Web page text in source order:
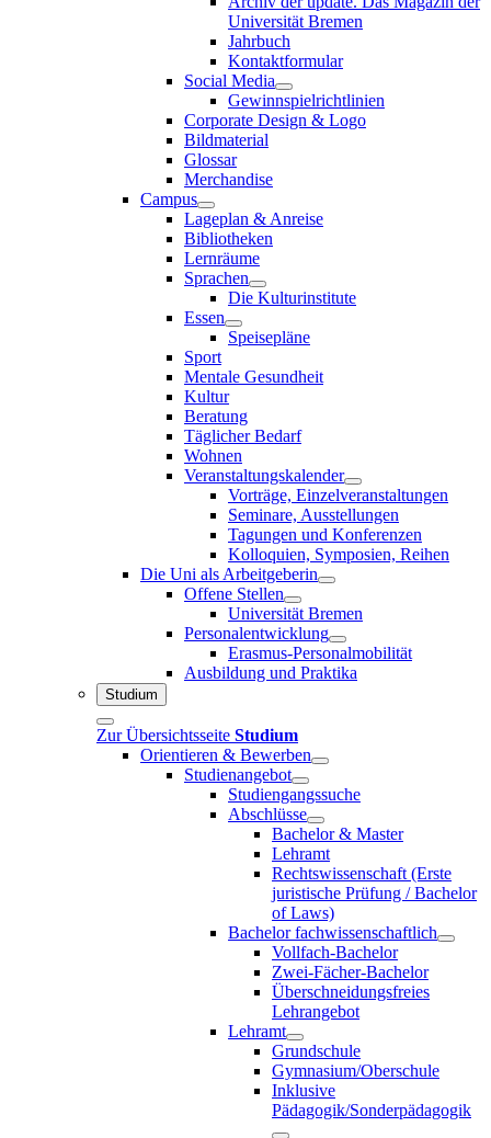
Universität Bremen
Jahrbuch
Kontaktformular
Social Media
Gewinnspielrichtlinien
Corporate Design & Logo
Bildmaterial
Glossar
Merchandise
Campus
Lageplan & Anreise
Bibliotheken
Lernräume
Sprachen
Die Kulturinstitute
Essen
Speisepläne
Sport
Mentale Gesundheit
Kultur
Beratung
Täglicher Bedarf
Wohnen
Veranstaltungskalender
Vorträge, Einzelveranstaltungen
Seminare, Ausstellungen
Tagungen und Konferenzen
Kolloquien, Symposien, Reihen
Die Uni als Arbeitgeberin
Offene Stellen
Universität Bremen
Personalentwicklung
Erasmus-Personalmobilität
Ausbildung und Praktika
Studium
Zur Übersichtsseite Studium
Orientieren & Bewerben
Studienangebot
Studiengangssuche
Abschlüsse
Bachelor & Master
Lehramt
Rechtswissenschaft (Erste
juristische Prüfung / Bachelor
of Laws)
Bachelor fachwissenschaftlich
Vollfach-Bachelor
Zwei-Fächer-Bachelor
Überschneidungsfreies
Lehrangebot
Lehramt
Grundschule
Gymnasium/Oberschule
Inklusive
Pädagogik/Sonderpädagogik